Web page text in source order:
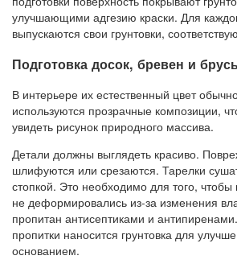
улучшающими адгезию краски. Для
выпускаются свои грунтовки,
Подготовка досок, бревен и
В интерьере их естественный цвет
используются прозрачные композиции,
увидеть рисунок природного массива.
Детали должны выглядеть красиво.
шлифуются или срезаются. Тарелки
стопкой. Это необходимо для того, чтобы
не деформировались из-за изменения
пропитан антисептиками и
пропитки наносится грунтовка для
основанием.